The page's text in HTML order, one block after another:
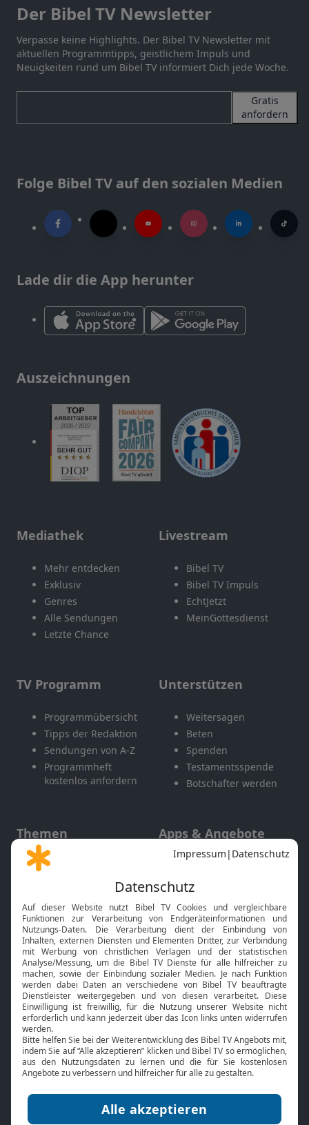
Der Bibel TV Newsletter
Verpasse keine Highlights. Der Bibel TV Newsletter mit
aktuellen Programmtipps, geistlichem Impuls und
Neuigkeiten rund um Bibel TV informiert Dich jede Woche.
Gratis
anfordern
Folge Bibel TV auf den sozialen Medien
Lade dir die App herunter
Auszeichnungen
Mediathek
Mehr entdecken
Exklusiv
Genres
Alle Sendungen
Letzte Chance
Livestream
Bibel TV
Bibel TV Impuls
EchtJetzt
MeinGottesdienst
TV Programm
Programmübersicht
Tipps der Redaktion
Sendungen von A-Z
Programmheft
kostenlos anfordern
Unterstützen
Weitersagen
Beten
Spenden
Testamentsspende
Botschafter werden
Themen
Gott und Bibel erklärt
Neuigkeiten
Apps & Angebote
Mobile App
Smart TV
HbbTV
Bibelthek Online-Bibel
Nächster Gottesdienst
Bibel TV
Über uns
Jobs
Mediadaten
Service
Kontakt
TV-Empfang